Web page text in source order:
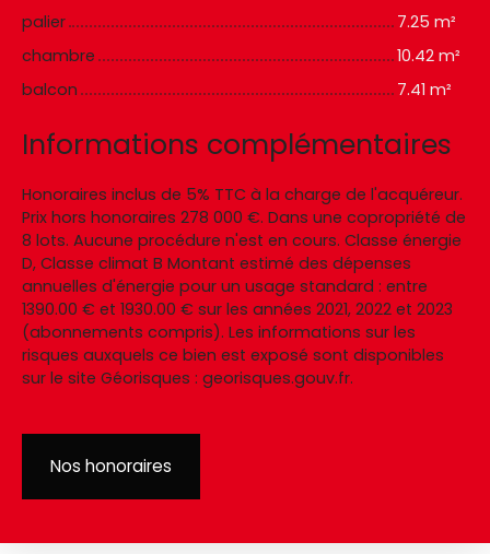
palier
7.25 m²
chambre
10.42 m²
balcon
7.41 m²
Informations complémentaires
Honoraires inclus de 5% TTC à la charge de l'acquéreur.
Prix hors honoraires 278 000 €. Dans une copropriété de
8 lots. Aucune procédure n'est en cours. Classe énergie
D, Classe climat B Montant estimé des dépenses
annuelles d'énergie pour un usage standard : entre
1390.00 € et 1930.00 € sur les années 2021, 2022 et 2023
(abonnements compris). Les informations sur les
risques auxquels ce bien est exposé sont disponibles
sur le site Géorisques : georisques.gouv.fr.
Nos honoraires